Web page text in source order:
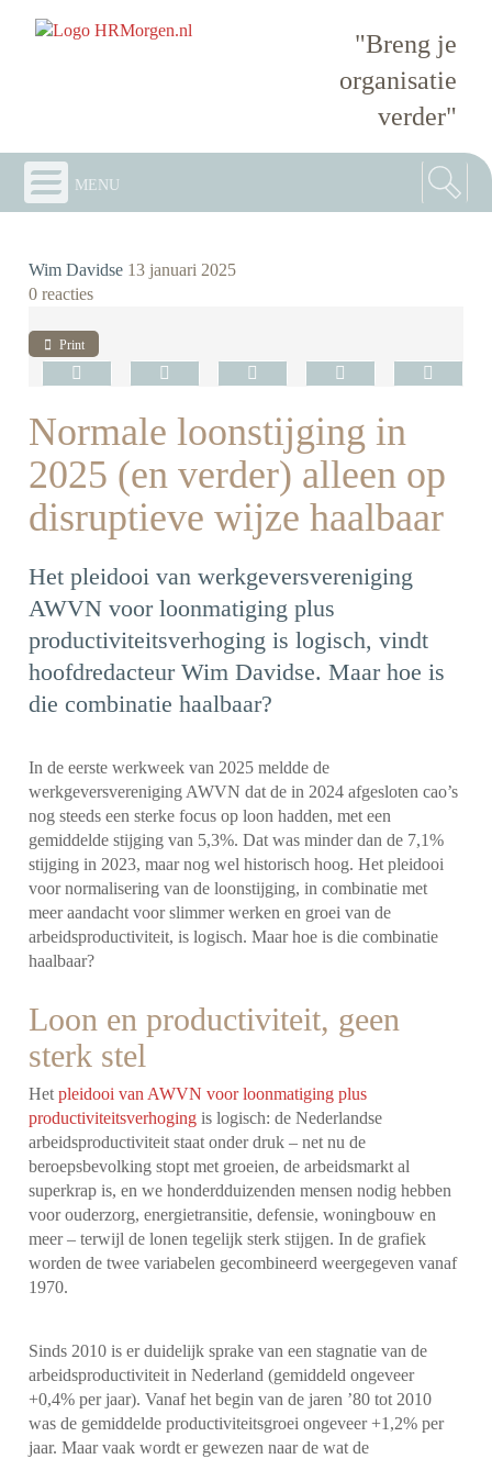
"Breng je
organisatie
verder"
menu
Wim Davidse 13 januari 2025
0 reacties
Print
Normale loonstijging in
2025 (en verder) alleen op
disruptieve wijze haalbaar
Het pleidooi van werkgeversvereniging
AWVN voor loonmatiging plus
productiviteitsverhoging is logisch, vindt
hoofdredacteur Wim Davidse. Maar hoe is
die combinatie haalbaar?
In de eerste werkweek van 2025 meldde de
werkgeversvereniging AWVN dat de in 2024 afgesloten cao’s
nog steeds een sterke focus op loon hadden, met een
gemiddelde stijging van 5,3%. Dat was minder dan de 7,1%
stijging in 2023, maar nog wel historisch hoog. Het pleidooi
voor normalisering van de loonstijging, in combinatie met
meer aandacht voor slimmer werken en groei van de
arbeidsproductiviteit, is logisch. Maar hoe is die combinatie
haalbaar?
Loon en productiviteit, geen
sterk stel
Hetpleidooi van AWVN voor loonmatiging plus
productiviteitsverhoging is logisch: de Nederlandse
arbeidsproductiviteit staat onder druk – net nu de
beroepsbevolking stopt met groeien, de arbeidsmarkt al
superkrap is, en we honderdduizenden mensen nodig hebben
voor ouderzorg, energietransitie, defensie, woningbouw en
meer – terwijl de lonen tegelijk sterk stijgen. In de grafiek
worden de twee variabelen gecombineerd weergegeven vanaf
1970.
Sinds 2010 is er duidelijk sprake van een stagnatie van de
arbeidsproductiviteit in Nederland (gemiddeld ongeveer
+0,4% per jaar). Vanaf het begin van de jaren ’80 tot 2010
was de gemiddelde productiviteitsgroei ongeveer +1,2% per
jaar. Maar vaak wordt er gewezen naar de wat de